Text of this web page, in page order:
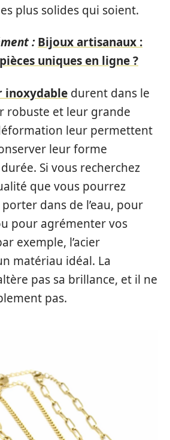
plus solides qui soient.
: Bijoux artisanaux :
uniques en ligne ?
inoxydable durent dans le
robuste et leur grande
leur permettent
leur forme
Si vous recherchez
que vous pourrez
dans de l’eau, pour
pour agrémenter vos
exemple, l’acier
matériau idéal. La
pas sa brillance, et il ne
pas.